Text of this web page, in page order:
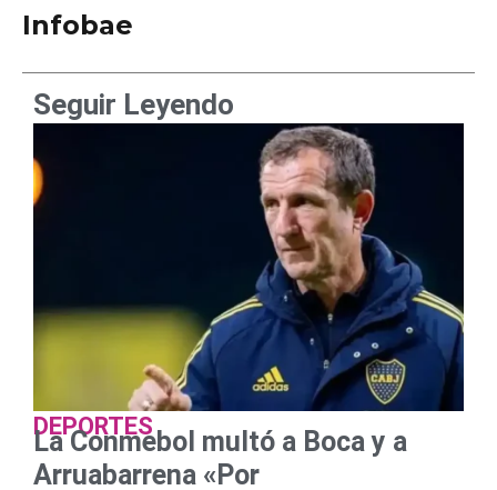
Infobae
Seguir Leyendo
DEPORTES
La Conmebol multó a Boca y a
Arruabarrena «Por